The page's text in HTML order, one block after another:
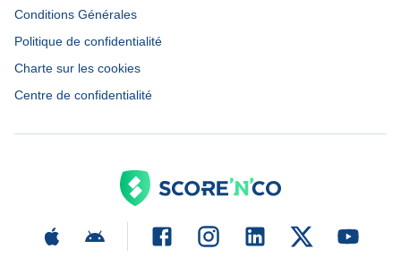
Conditions Générales
Politique de confidentialité
Charte sur les cookies
Centre de confidentialité